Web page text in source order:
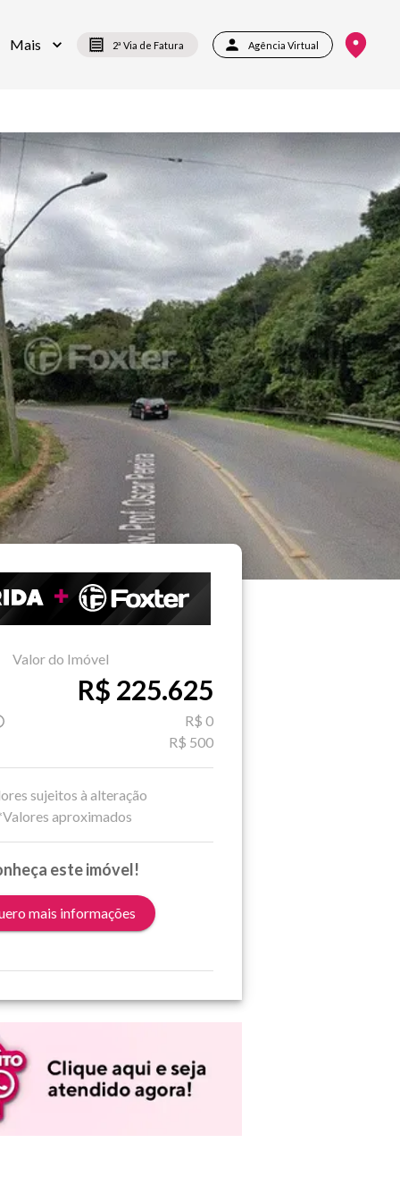
Mais 2ª Via de Fatura Agência Virtual
Valor do Imóvel
R$ 225.625
R$ 0
R$ 500
sujeitos à alteração
aproximados
este imóvel!
mais informações